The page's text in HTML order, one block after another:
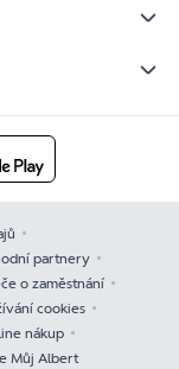
partnery
o zaměstnání
cookies
nákup
Můj Albert